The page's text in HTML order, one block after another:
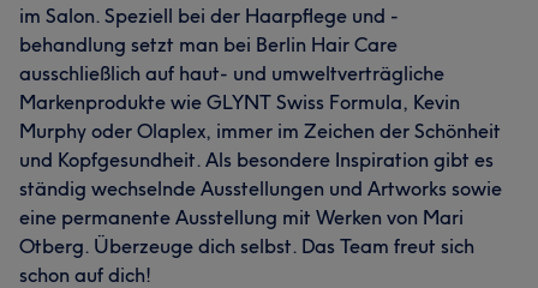
im Salon. Speziell bei der Haarpflege und -
behandlung setzt man bei Berlin Hair Care
ausschließlich auf haut- und umweltverträgliche
Markenprodukte wie GLYNT Swiss Formula, Kevin
Murphy oder Olaplex, immer im Zeichen der Schönheit
und Kopfgesundheit. Als besondere Inspiration gibt es
ständig wechselnde Ausstellungen und Artworks sowie
eine permanente Ausstellung mit Werken von Mari
Otberg. Überzeuge dich selbst. Das Team freut sich
schon auf dich!